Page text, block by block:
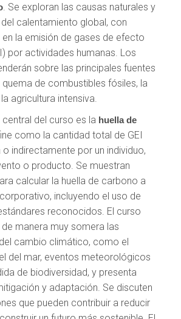
. Se exploran las causas naturales y
calentamiento global, con
la emisión de gases de efecto
por actividades humanas. Los
sobre las principales fuentes
de combustibles fósiles, la
agricultura intensiva.
del curso es la huella de
como la cantidad total de GEI
indirectamente por un individuo,
o producto. Se muestran
calcular la huella de carbono a
incluyendo el uso de
reconocidos. El curso
manera muy somera las
cambio climático, como el
del mar, eventos meteorológicos
de biodiversidad, y presenta
y adaptación. Se discuten
que pueden contribuir a reducir